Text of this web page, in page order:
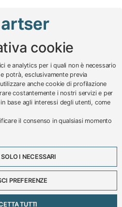
SRL
5 - Varese -
0332 256200 -
Scadenzario
Approfondimenti
cookie
e analytics per i quali non è necessario
potrà, esclusivamente previa
anche cookie di profilazione
costantemente i nostri servizi e per
base agli interessi degli utenti, come
il consenso in qualsiasi momento
I NECESSARI
PREFERENZE
TUTTI